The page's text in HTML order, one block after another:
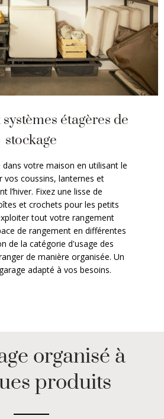
étagères de
stockage
dans votre maison en utilisant le
vos coussins, lanternes et
l’hiver. Fixez une lisse de
et crochets pour les petits
tout votre rangement
de rangement en différentes
de la catégorie d'usage des
de manière organisée. Un
adapté à vos besoins.
organisé à
produits